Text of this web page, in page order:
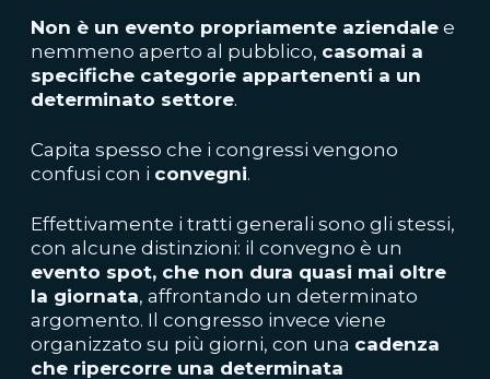
Non è un evento propriamente aziendale e
nemmeno aperto al pubblico, casomai a
specifiche categorie appartenenti a un
determinato settore.
Capita spesso che i congressi vengono
confusi con i convegni.
Effettivamente i tratti generali sono gli stessi,
con alcune distinzioni: il convegno è un
evento spot, che non dura quasi mai oltre
la giornata, affrontando un determinato
argomento. Il congresso invece viene
organizzato su più giorni, con una cadenza
che ripercorre una determinata